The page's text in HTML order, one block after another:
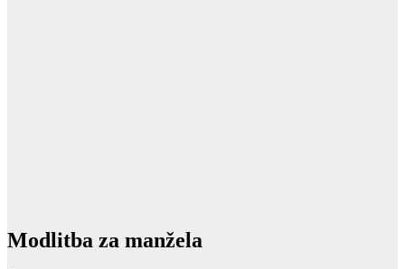
Modlitba za manžela